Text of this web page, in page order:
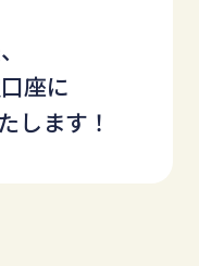
座に
します！